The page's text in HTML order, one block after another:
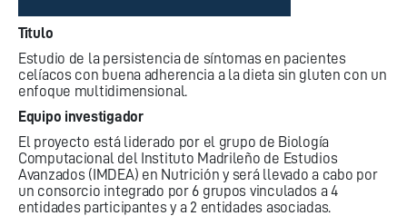
Titulo
Estudio de la persistencia de síntomas en pacientes
celíacos con buena adherencia a la dieta sin gluten con un
enfoque multidimensional.
Equipo investigador
El proyecto está liderado por el grupo de Biología
Computacional del Instituto Madrileño de Estudios
Avanzados (IMDEA) en Nutrición y será llevado a cabo por
un consorcio integrado por 6 grupos vinculados a 4
entidades participantes y a 2 entidades asociadas.